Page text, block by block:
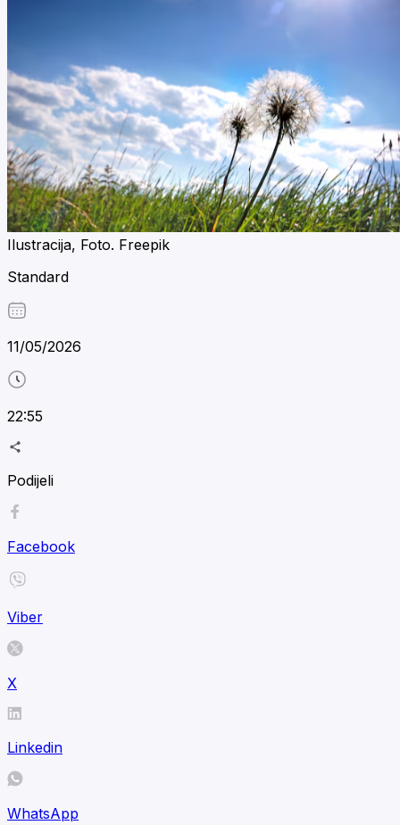
Ilustracija, Foto. Freepik
Standard
11/05/2026
22:55
Podijeli
Facebook
Viber
X
Linkedin
WhatsApp